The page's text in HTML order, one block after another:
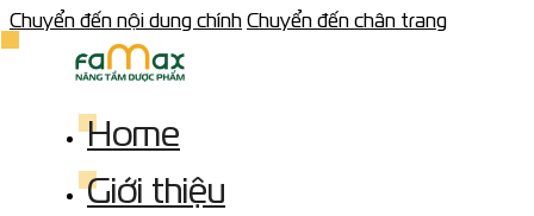
Chuyển đến nội dung chính Chuyển đến chân trang
Home
Giới thiệu